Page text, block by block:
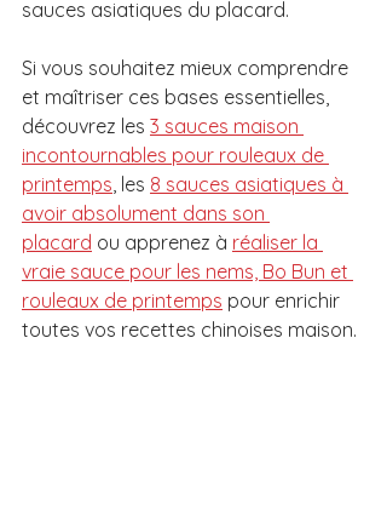
sauces asiatiques du placard.
Si vous souhaitez mieux comprendre
et maîtriser ces bases essentielles,
découvrez les 3 sauces maison
incontournables pour rouleaux de
printemps , les 8 sauces asiatiques à
avoir absolument dans son
placard ou apprenez à réaliser la
vraie sauce pour les nems, Bo Bun et
rouleaux de printemps pour enrichir
toutes vos recettes chinoises maison.